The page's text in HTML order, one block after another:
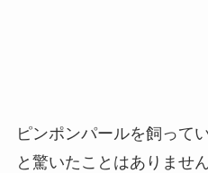
ピンポンパールを飼って
と驚いたことはありませ